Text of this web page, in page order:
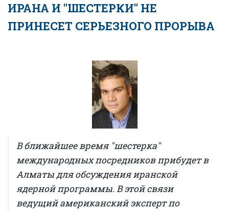
ИРАНА И "ШЕСТЕРКИ" НЕ
ПРИНЕСЕТ СЕРЬЕЗНОГО ПРОРЫВА
В ближайшее время "шестерка"
международных посредников прибудет в
Алматы для обсуждения иранской
ядерной программы. В этой связи
ведущий американский эксперт по